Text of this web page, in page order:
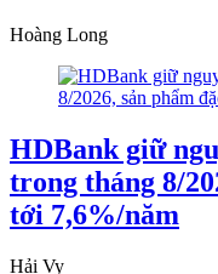
Hoàng Long
HDBank giữ
trong tháng 8/
tới 7,6%/năm
Hải Vy